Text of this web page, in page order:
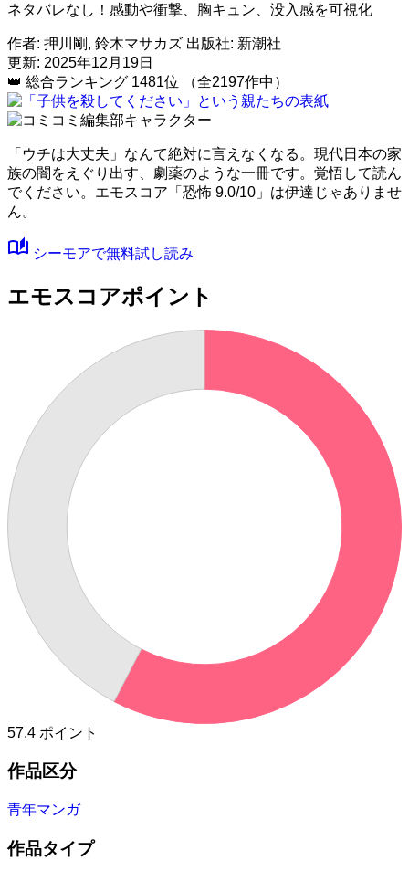
ネタバレなし！感動や衝撃、胸キュン、没入感を可視化
作者: 押川剛, 鈴木マサカズ 出版社: 新潮社
更新: 2025年12月19日
👑 総合ランキング 1481位 （全2197作中）
「ウチは大丈夫」なんて絶対に言えなくなる。現代日本の家
族の闇をえぐり出す、劇薬のような一冊です。覚悟して読ん
でください。 エモスコア「恐怖 9.0/10」 は伊達じゃありませ
ん。
auto_stories シーモアで無料試し読み
エモスコアポイント
57.4 ポイント
作品区分
青年マンガ
作品タイプ